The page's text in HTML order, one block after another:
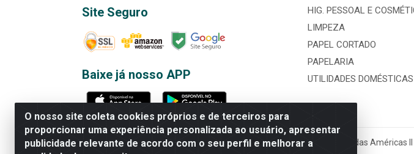
O nosso site coleta cookies próprios e de terceiros para
proporcionar uma experiência personalizada ao usuário, apresentar
publicidade relevante de acordo com o seu perfil e melhorar a
Site Seguro
Baixe já nosso APP
HIG. PESSOAL E
LIMPEZA
PAPEL CORTADO
PAPELARIA
UTILIDADES DOMÉSTICAS
Rede Brasil - Avenida Universitária, nº 3860, Jardim das Américas